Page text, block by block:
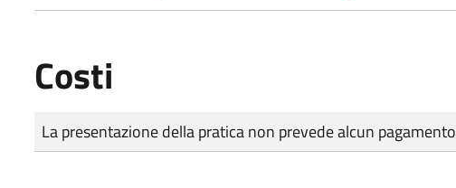
Costi
Tipo di pagamento
Importo
La presentazione della pratica non prevede alcun pagamento